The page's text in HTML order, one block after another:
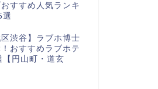
すすめ人気ランキ
選
区渋谷】ラブホ博士
おすすめラブホテ
【円山町・道玄